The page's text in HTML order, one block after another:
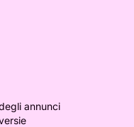
annunci